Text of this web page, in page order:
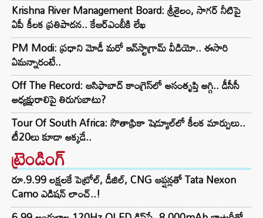
Krishna River Management Board: శ్రీశైలం, సాగర్ నీటిపై
ఏపీ కీలక ప్రతిపాదన.. కేఆర్ఎంబీకి లేఖ
PM Modi: ప్రధాని మోడీ మరో ఇన్‌స్టాగ్రామ్ వీడియో.. ఈసారి
ఏమన్నారంటే..
Off The Record: ఆసిఫాబాద్ కాంగ్రెస్‌లో అసంతృప్తి అగ్గి.. డీసీసీ
అధ్యక్షురాలిపై తిరుగుబాటు?
Tour Of South Africa: సౌతాఫ్రికా షెడ్యూల్‌లో కీలక మార్పులు..
టీ20లు కూడా అక్కడే..
ట్రెండింగ్‌
రూ.9.99 లక్షలకే పెట్రోల్, డీజిల్, CNG ఆప్షన్లతో Tata Nexon
Camo ఎడిషన్ లాంచ్..!